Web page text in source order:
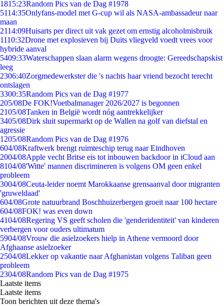
1815:23Random Pics van de Dag #1978
5114:35Onlyfans-model met G-cup wil als NASA-ambassadeur naar
maan
2114:09Huisarts per direct uit vak gezet om ernstig alcoholmisbruik
1110:32Drone met explosieven bij Duits vliegveld voedt vrees voor
hybride aanval
5409:33Waterschappen slaan alarm wegens droogte: Gereedschapskist
leeg
2306:40Zorgmedewerkster die 's nachts haar vriend bezocht terecht
ontslagen
3300:35Random Pics van de Dag #1977
205/08De FOK!Voetbalmanager 2026/2027 is begonnen
2105/08Tanken in België wordt nóg aantrekkelijker
3405/08Dirk sluit supermarkt op de Wallen na golf van diefstal en
agressie
1205/08Random Pics van de Dag #1976
604/08Kraftwerk brengt ruimteschip terug naar Eindhoven
2004/08Apple vecht Britse eis tot inbouwen backdoor in iCloud aan
8104/08'Witte' mannen discrimineren is volgens OM geen enkel
probleem
3004/08Ceuta-leider noemt Marokkaanse grensaanval door migranten
'gruweldaad'
604/08Grote natuurbrand Boschhuizerbergen groeit naar 100 hectare
604/08FOK! was even down
4104/08Regering VS geeft scholen die 'genderidentiteit' van kinderen
verbergen voor ouders ultimatum
5904/08Vrouw die asielzoekers hielp in Athene vermoord door
Afghaanse asielzoeker
2504/08Lekker op vakantie naar Afghanistan volgens Taliban geen
probleem
2304/08Random Pics van de Dag #1975
Laatste items
Laatste items
Toon berichten uit deze thema's